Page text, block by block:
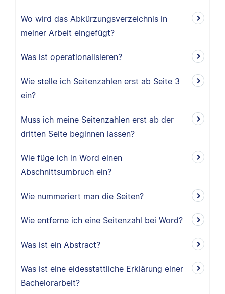
Wo wird das Abkürzungsverzeichnis in
meiner Arbeit eingefügt?
Was ist operationalisieren?
Wie stelle ich Seitenzahlen erst ab Seite 3
ein?
Muss ich meine Seitenzahlen erst ab der
dritten Seite beginnen lassen?
Wie füge ich in Word einen
Abschnittsumbruch ein?
Wie nummeriert man die Seiten?
Wie entferne ich eine Seitenzahl bei Word?
Was ist ein Abstract?
Was ist eine eidesstattliche Erklärung einer
Bachelorarbeit?